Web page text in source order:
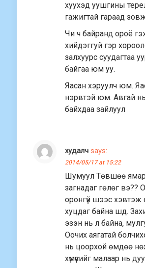
хуухэд уушгины
гажигтай гараад
Чи ч байранд ороё
хийдэггуй гэр
залхуурс суудагтаа
байгаа юм уу.
Яасан хэруулч юм.
нэрвтэй юм. Авгай
байхдаа зайлуул
худалч says:
2014/05/17 at 15:22
Шумуул Төвшөө
загнадаг гөлөг вэ??
оронгүй шээс
хуцдаг байна шд.
эзэн нь л байна,
Оочих аягатай
нь цоорхой өмдөө
хүмүүсийг малаар нь